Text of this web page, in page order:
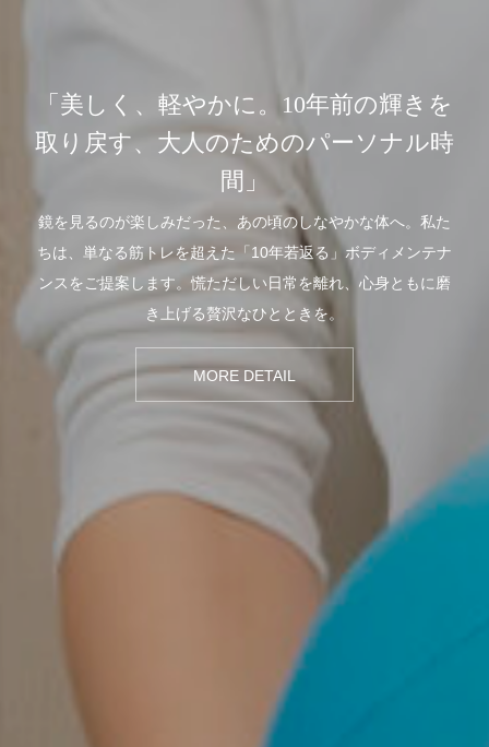
「美しく、軽やかに。10年前の輝きを
取り戻す、大人のためのパーソナル時
間」
鏡を見るのが楽しみだった、あの頃のしなやかな体へ。私た
ちは、単なる筋トレを超えた「10年若返る」ボディメンテナ
ンスをご提案します。慌ただしい日常を離れ、心身ともに磨
き上げる贅沢なひとときを。
MORE DETAIL